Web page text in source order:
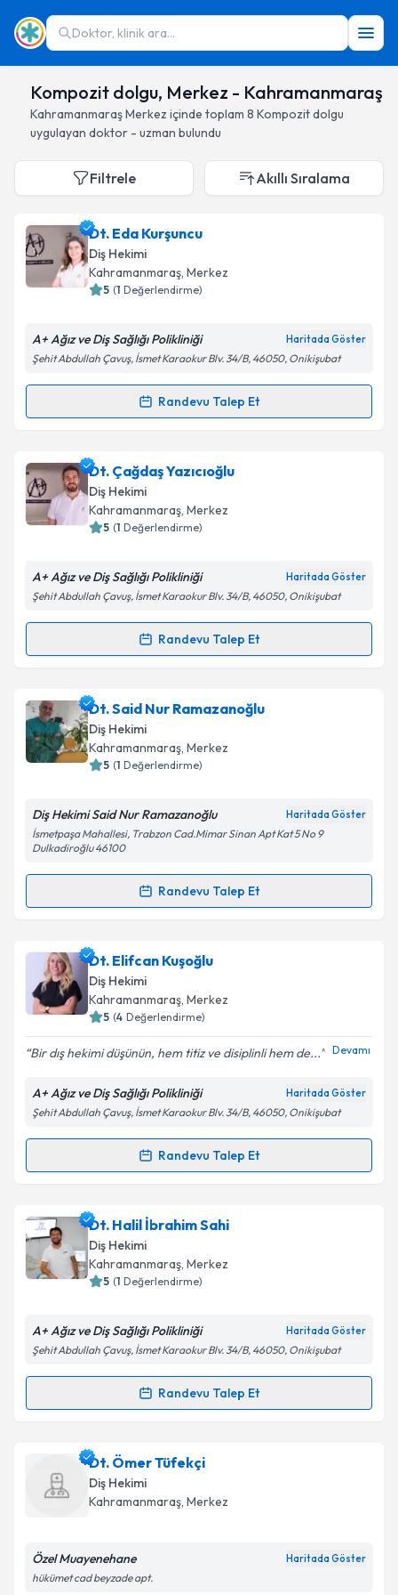
Doktor, klinik ara...
Kompozit dolgu, Merkez - Kahramanmaraş
KahramanmaraşMerkez içinde toplam 8 Kompozit dolgu
uygulayan doktor - uzman bulundu
Filtrele Akıllı Sıralama
Dt. Eda Kurşuncu
Diş Hekimi
Kahramanmaraş, Merkez
5 (1 Değerlendirme)
A+ Ağız ve Diş Sağlığı Polikliniği Haritada Göster
Şehit Abdullah Çavuş, İsmet Karaokur Blv. 34/B, 46050, Onikişubat
Randevu Talep Et
Randevu Takvimi Talebi
Dt. Eda Kurşuncuiçin randevu takvimi talebi
oluşturun. Size bu uzmandan randevu almanız için bir
takvim hazırlandığında e-posta ile bilgilendireceğiz.
Kişisel verilerimin işlenmesine ilişkinAydınlatma
'ni okudum ve kişisel verilerimin belirtilen
Takvim Talebini Gönder
Dt. Çağdaş Yazıcıoğlu
Diş Hekimi
Kahramanmaraş, Merkez
5 (1 Değerlendirme)
A+ Ağız ve Diş Sağlığı Polikliniği Haritada Göster
Şehit Abdullah Çavuş, İsmet Karaokur Blv. 34/B, 46050, Onikişubat
Randevu Talep Et
Randevu Takvimi Talebi
Dt. Çağdaş Yazıcıoğluiçin randevu takvimi talebi
oluşturun. Size bu uzmandan randevu almanız için bir
takvim hazırlandığında e-posta ile bilgilendireceğiz.
'ni okudum ve kişisel verilerimin belirtilen
kapsamda işlenmesini kabul ediyorum.
Takvim Talebini Gönder
Dt. Said Nur Ramazanoğlu
Diş Hekimi
Kahramanmaraş, Merkez
5 (1 Değerlendirme)
Diş Hekimi Said Nur Ramazanoğlu Haritada Göster
İsmetpaşa Mahallesi, Trabzon Cad.Mimar Sinan Apt Kat 5 No 9
Dulkadiroğlu 46100
Randevu Talep Et
Randevu Takvimi Talebi
Dt. Said Nur Ramazanoğlu
talebi oluşturun. Size bu uzmandan randevu almanız
için bir takvim hazırlandığında e-posta ile
bilgilendireceğiz.
E-posta Adresiniz
Kişisel verilerimin işlenmesine ilişkinAydınlatma
'ni okudum ve kişisel verilerimin belirtilen
kapsamda işlenmesini kabul ediyorum.
Takvim Talebini Gönder
Dt. Elifcan Kuşoğlu
Diş Hekimi
Kahramanmaraş, Merkez
5 (4 Değerlendirme)
Bir dış hekimi düşünün, hem titiz ve disiplinli hem de... Devamı
A+ Ağız ve Diş Sağlığı Polikliniği Haritada Göster
Şehit Abdullah Çavuş, İsmet Karaokur Blv. 34/B, 46050, Onikişubat
Randevu Talep Et
Randevu Takvimi Talebi
Dt. Elifcan Kuşoğluiçin randevu takvimi talebi
oluşturun. Size bu uzmandan randevu almanız için bir
takvim hazırlandığında e-posta ile bilgilendireceğiz.
Kişisel verilerimin işlenmesine ilişkinAydınlatma
'ni okudum ve kişisel verilerimin belirtilen
Takvim Talebini Gönder
Dt. Halil İbrahim Sahi
Diş Hekimi
Kahramanmaraş, Merkez
5 (1 Değerlendirme)
A+ Ağız ve Diş Sağlığı Polikliniği Haritada Göster
Şehit Abdullah Çavuş, İsmet Karaokur Blv. 34/B, 46050, Onikişubat
Randevu Talep Et
Randevu Takvimi Talebi
Dt. Halil İbrahim Sahiiçin randevu takvimi talebi
oluşturun. Size bu uzmandan randevu almanız için bir
takvim hazırlandığında e-posta ile bilgilendireceğiz.
Dt. Ömer Tüfekçi
Diş Hekimi
Kahramanmaraş, Merkez
Özel Muayenehane Haritada Göster
hükümet cad beyzade apt.